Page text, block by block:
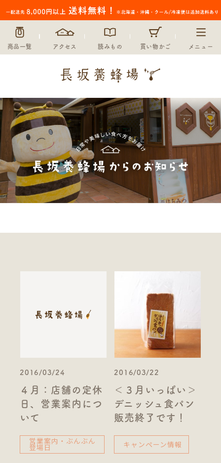
商品一覧 アクセス 読みもの 買い物かご メニュー
2016/03/24
４月：店舗の定休
日、営業案内につ
いて
営業案内・ぶんぶん
登場日
2016/03/22
＜３月いっぱい＞
デニッシュ食パン
販売終了です！
キャンペーン情報